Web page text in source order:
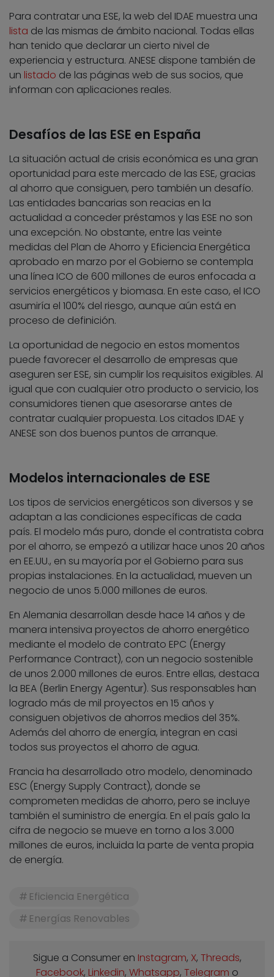
Para contratar una ESE, la web del IDAE muestra una
lista de las mismas de ámbito nacional. Todas ellas
han tenido que declarar un cierto nivel de
experiencia y estructura. ANESE dispone también de
un listado de las páginas web de sus socios, que
informan con aplicaciones reales.
Desafíos de las ESE en España
La situación actual de crisis económica es una gran
oportunidad para este mercado de las ESE, gracias
al ahorro que consiguen, pero también un desafío.
Las entidades bancarias son reacias en la
actualidad a conceder préstamos y las ESE no son
una excepción. No obstante, entre las veinte
medidas del Plan de Ahorro y Eficiencia Energética
aprobado en marzo por el Gobierno se contempla
una línea ICO de 600 millones de euros enfocada a
servicios energéticos y biomasa. En este caso, el ICO
asumiría el 100% del riesgo, aunque aún está en
proceso de definición.
La oportunidad de negocio en estos momentos
puede favorecer el desarrollo de empresas que
aseguren ser ESE, sin cumplir los requisitos exigibles. Al
igual que con cualquier otro producto o servicio, los
consumidores tienen que asesorarse antes de
contratar cualquier propuesta. Los citados IDAE y
ANESE son dos buenos puntos de arranque.
Modelos internacionales de ESE
Los tipos de servicios energéticos son diversos y se
adaptan a las condiciones específicas de cada
país. El modelo más puro, donde el contratista cobra
por el ahorro, se empezó a utilizar hace unos 20 años
en EE.UU., en su mayoría por el Gobierno para sus
propias instalaciones. En la actualidad, mueven un
negocio de unos 5.000 millones de euros.
En Alemania desarrollan desde hace 14 años y de
manera intensiva proyectos de ahorro energético
mediante el modelo de contrato EPC (Energy
Performance Contract), con un negocio sostenible
de unos 2.000 millones de euros. Entre ellas, destaca
la BEA (Berlin Energy Agentur). Sus responsables han
logrado más de mil proyectos en 15 años y
consiguen objetivos de ahorros medios del 35%.
Además del ahorro de energía, integran en casi
todos sus proyectos el ahorro de agua.
Francia ha desarrollado otro modelo, denominado
ESC (Energy Supply Contract), donde se
comprometen medidas de ahorro, pero se incluye
también el suministro de energía. En el país galo la
cifra de negocio se mueve en torno a los 3.000
millones de euros, incluida la parte de venta propia
de energía.
Eficiencia Energética
Energías Renovables
Sigue a Consumer en Instagram, X, Threads,
Facebook, Linkedin, Whatsapp, Telegram o